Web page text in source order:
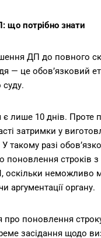
що потрібно знати
ДП до повного
— це обов’язковий
лише 10 днів. Проте
затримки у
У такому разі
поновлення строків
оскільки неможливо
аргументації органу.
про поновлення
засідання щодо